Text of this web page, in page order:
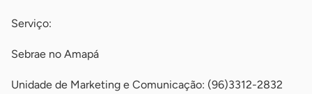
Serviço:
Sebrae no Amapá
Unidade de Marketing e Comunicação: (96)3312-2832